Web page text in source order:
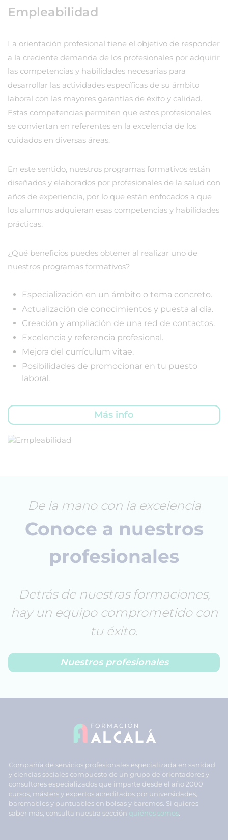
Empleabilidad
La orientación profesional tiene el objetivo de responder
a la creciente demanda de los profesionales por adquirir
las competencias y habilidades necesarias para
desarrollar las actividades específicas de su ámbito
laboral con las mayores garantías de éxito y calidad.
Estas competencias permiten que estos profesionales
se conviertan en referentes en la excelencia de los
cuidados en diversas áreas.
En este sentido, nuestros programas formativos están
diseñados y elaborados por profesionales de la salud con
años de experiencia, por lo que están enfocados a que
los alumnos adquieran esas competencias y habilidades
prácticas.
¿Qué beneficios puedes obtener al realizar uno de
nuestros programas formativos?
Especialización en un ámbito o tema concreto.
Actualización de conocimientos y puesta al día.
Creación y ampliación de una red de contactos.
Excelencia y referencia profesional.
Mejora del currículum vitae.
Posibilidades de promocionar en tu puesto
laboral.
Más info
De la mano con la excelencia
Conoce a nuestros
profesionales
Detrás de nuestras formaciones,
hay un equipo comprometido con
tu éxito.
Nuestros profesionales
Compañía de servicios profesionales especializada en sanidad
y ciencias sociales compuesto de un grupo de orientadores y
consultores especializados que imparte desde el año 2000
cursos, másters y expertos acreditados por universidades,
baremables y puntuables en bolsas y baremos. Si quieres
saber más, consulta nuestra sección quiénes somos